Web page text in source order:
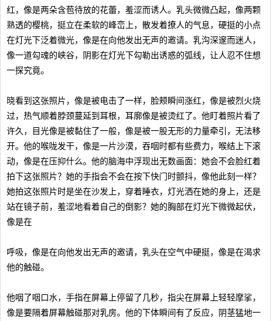
红，像是两朵含苞待放的花蕾，羞涩而诱人。乳头微微凸起，像两颗
熟透的樱桃，挺立在柔软的峰峦上，散发着撩人的气息，硬挺的小点
在灯光下泛着微光，像是在向他发出无声的邀请。乳沟深邃而迷人，
像一道勾魂的峡谷，阴影在灯光下勾勒出诱惑的弧线，让人忍不住想
一探究竟。
晓看到这张照片，像是被电击了一样，脸颊瞬间涨红，像是被烈火烧
过，热气顺着脖颈蔓延到耳根，耳廓像是被烫红了。他盯着照片看了
许久，目光像是被黏住了一般，像是被一股无形的力量牵引，无法移
开。他的喉咙发干，像是一片沙漠，吞咽时都有些费力，喉结上下滚
动，像是在压抑什么。他的脑海中浮现出无数画面：她会不会脸红着
拍下这张照片？她的手指会不会在按下快门时颤抖，像他此刻一样？
她拍这张照片时是坐在沙发上，穿着睡衣，灯光洒在她的身上，还是
站在镜子前，羞涩地看着自己的倒影？她的胸部在灯光下微微起伏，
像是在
呼吸，像是在向他发出无声的邀请，乳头在空气中硬挺，像是在渴求
他的触碰。
他咽了咽口水，手指在屏幕上停留了几秒，指尖在屏幕上轻轻摩挲，
像是要隔着屏幕触碰那对乳房。他的下体瞬间有了反应，阴茎猛地一